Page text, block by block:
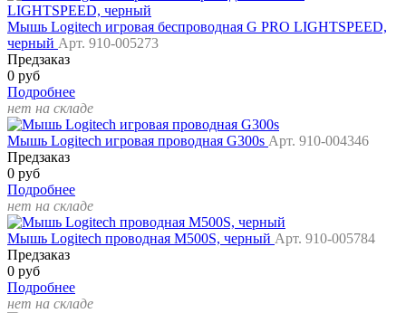
Мышь Logitech игровая беспроводная G PRO LIGHTSPEED,
черный Арт. 910-005273
Предзаказ
0 руб
Подробнее
нет на складе
Мышь Logitech игровая проводная G300s Арт. 910-004346
Предзаказ
0 руб
Подробнее
нет на складе
Мышь Logitech проводная M500S, черный Арт. 910-005784
Предзаказ
0 руб
Подробнее
нет на складе